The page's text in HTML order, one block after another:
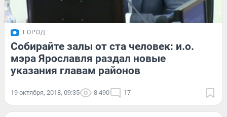
ГОРОД
Собирайте залы от ста человек: и.о.
мэра Ярославля раздал новые
указания главам районов
19 октября, 2018, 09:35 8 490 17